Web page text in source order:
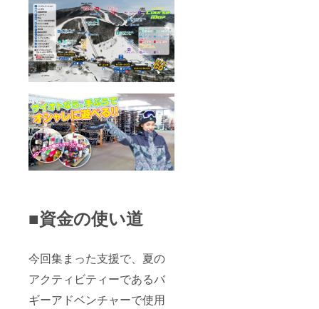
■資金の使い道
今回集まった支援で、夏の
アクティビティーであるバ
ギーアドベンチャーで使用